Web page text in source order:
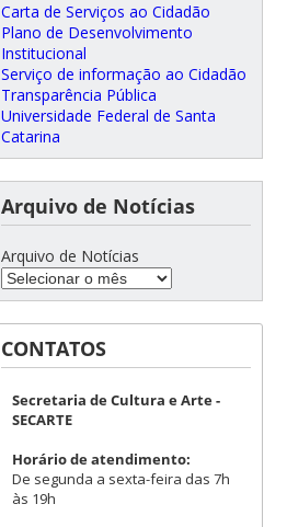
Carta de Serviços ao Cidadão
Plano de Desenvolvimento
Institucional
Serviço de informação ao Cidadão
Transparência Pública
Universidade Federal de Santa
Catarina
Arquivo de Notícias
Arquivo de Notícias
CONTATOS
Secretaria de Cultura e Arte -
SECARTE
Horário de atendimento:
De segunda a sexta-feira das 7h
às 19h